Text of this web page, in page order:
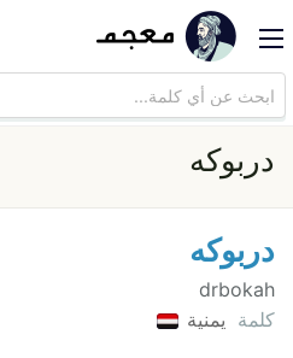
دربوكه
دربوكه
drbokah
كلمة يمنية